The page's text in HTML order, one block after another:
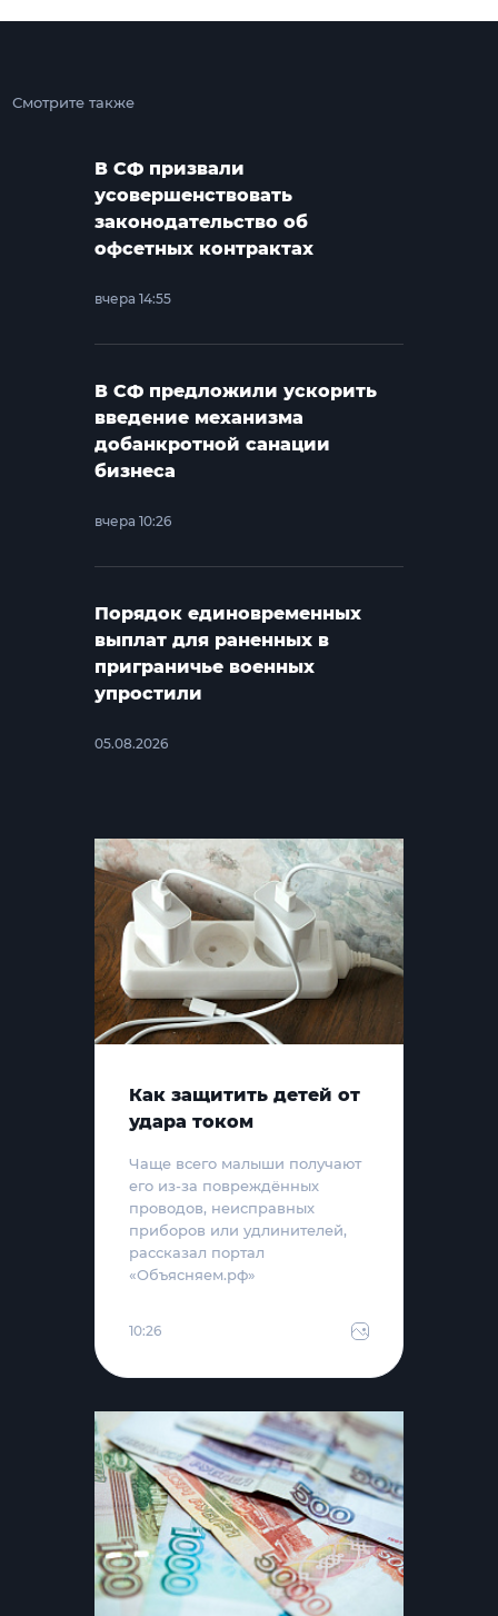
Смотрите также
В СФ призвали
усовершенствовать
законодательство об
офсетных контрактах
вчера 14:55
В СФ предложили ускорить
введение механизма
добанкротной санации
бизнеса
вчера 10:26
Порядок единовременных
выплат для раненных в
приграничье военных
упростили
05.08.2026
Как защитить детей от
удара током
Чаще всего малыши получают
его из-за повреждённых
проводов, неисправных
приборов или удлинителей,
рассказал портал
«Объясняем.рф»
10:26